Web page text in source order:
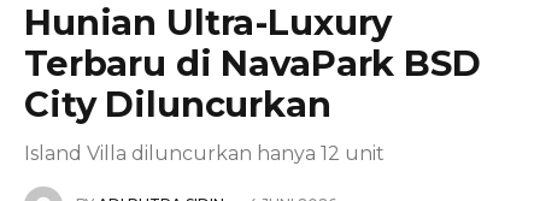
Hunian Ultra-Luxury
Terbaru di NavaPark BSD
City Diluncurkan
Island Villa diluncurkan hanya 12 unit